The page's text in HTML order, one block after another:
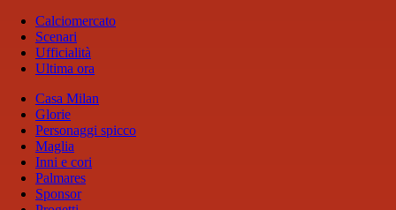
Calciomercato
Scenari
Ufficialità
Ultima ora
Casa Milan
Glorie
Personaggi spicco
Maglia
Inni e cori
Palmares
Sponsor